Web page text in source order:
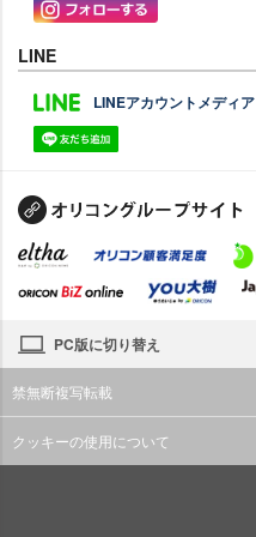
LINE
LINEアカウントメディア
PC版に切り替え
禁無断複写転載
クッキーの使用について